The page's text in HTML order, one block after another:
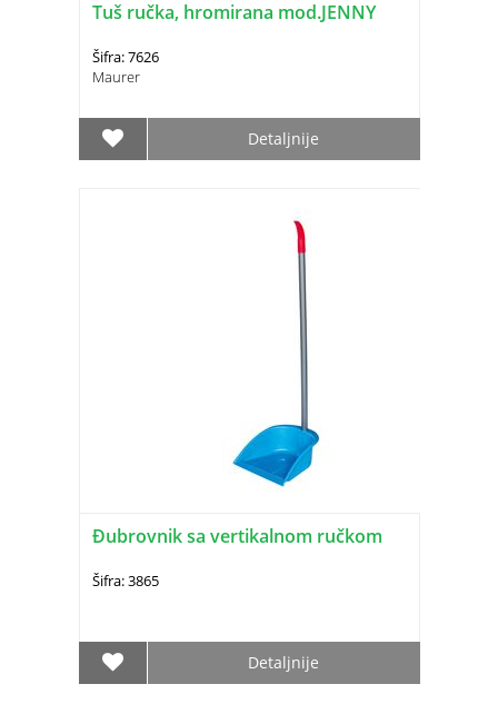
Tuš ručka, hromirana mod.JENNY
Šifra: 7626
Maurer
Detaljnije
Ðubrovnik sa vertikalnom ručkom
Šifra: 3865
Detaljnije